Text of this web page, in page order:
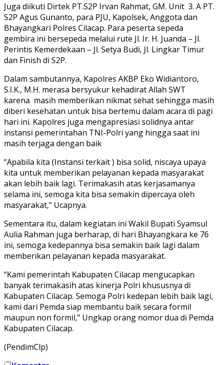
Juga diikuti Dirtek PT.S2P Irvan Rahmat, GM. Unit 3. A PT.
S2P Agus Gunanto, para PJU, Kapolsek, Anggota dan
Bhayangkari Polres Cilacap. Para peserta sepeda
gembira ini bersepeda melalui rute Jl. Ir. H. Juanda – Jl.
Perintis Kemerdekaan – Jl. Setya Budi, Jl. Lingkar Timur
dan Finish di S2P.
Dalam sambutannya, Kapolres AKBP Eko Widiantoro,
S.I.K., M.H. merasa bersyukur kehadirat Allah SWT
karena masih memberikan nikmat sehat sehingga masih
diberi kesehatan untuk bisa bertemu dalam acara di pagi
hari ini. Kapolres juga mengapresiasi solidnya antar
instansi pemerintahan TNI-Polri yang hingga saat ini
masih terjaga dengan baik
“Apabila kita (Instansi terkait ) bisa solid, niscaya upaya
kita untuk memberikan pelayanan kepada masyarakat
akan lebih baik lagi. Terimakasih atas kerjasamanya
selama ini, semoga kita bisa semakin dipercaya oleh
masyarakat,” Ucapnya.
Sementara itu, dalam kegiatan ini Wakil Bupati Syamsul
Aulia Rahman juga berharap, di hari Bhayangkara ke 76
ini, semoga kedepannya bisa semakin baik lagi dalam
memberikan pelayanan kepada masyarakat.
“Kami pemerintah Kabupaten Cilacap mengucapkan
banyak terimakasih atas kinerja Polri khususnya di
Kabupaten Cilacap. Semoga Polri kedepan lebih baik lagi,
kami dari Pemda siap membantu baik secara formil
maupun non formil,” Ungkap orang nomor dua di Pemda
Kabupaten Cilacap.
(PendimClp)